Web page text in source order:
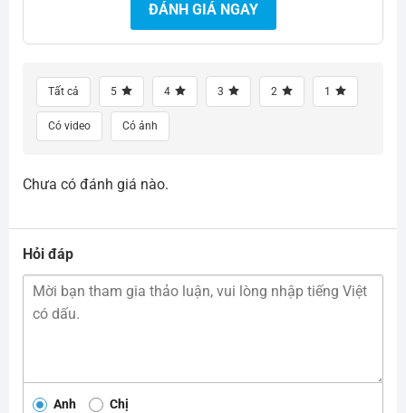
ĐÁNH GIÁ NGAY
Tất cả 5 4 3 2 1
Có video Có ảnh
Chưa có đánh giá nào.
Hỏi đáp
Anh Chị